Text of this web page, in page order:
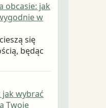
obcasie: jak
w
się
będąc
wybrać
Twoje